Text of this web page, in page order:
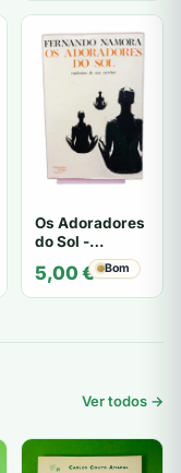
Os Adoradores
do Sol -
Fernando
Namora
5,00€ Bom
Ver todos →